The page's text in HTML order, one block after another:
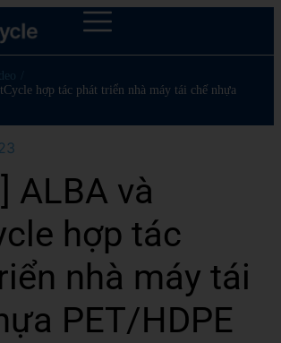
hợp tác phát triển nhà máy tái chế nhựa
ALBA và
hợp tác
nhà máy tái
PET/HDPE